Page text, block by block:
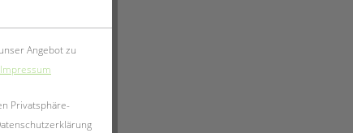
1-3 Werktage
Angebot zu
Privatsphäre-